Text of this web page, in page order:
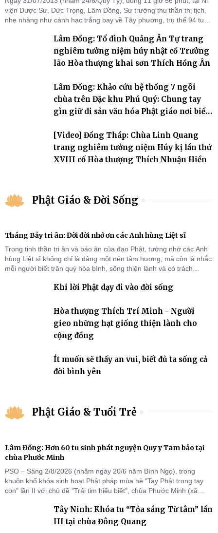
viện Dược Sư, Đức Trọng, Lâm Đồng, Sư trưởng thu thần thị tịch,
nhẹ nhàng như cánh hạc trắng bay về Tây phương, trụ thế 94 tuổi
Lâm Đồng: Tổ đình Quảng Ân Tự trang
nghiêm tưởng niệm húy nhật cố Trưởng
lão Hòa thượng khai sơn Thích Hồng Ân
Lâm Đồng: Khảo cứu hệ thống 7 ngôi
chùa trên Đặc khu Phú Quý: Chung tay
gìn giữ di sản văn hóa Phật giáo nơi biển
[Video] Đồng Tháp: Chùa Linh Quang
trang nghiêm tưởng niệm Húy kị lần thứ
XVIII cố Hòa thượng Thích Nhuận Hiền
Phật Giáo & Đời Sống
Tháng Bảy tri ân: Đời đời nhớ ơn các Anh hùng Liệt sĩ
Trong tinh thần tri ân và báo ân của đạo Phật, tưởng nhớ các Anh
hùng Liệt sĩ không chỉ là dâng một nén tâm hương, mà còn là nhắc
mỗi người biết trân quý hòa bình, sống thiện lành và có trách
Khi lời Phật dạy đi vào đời sống
Hòa thượng Thích Trí Minh - Người
gieo những hạt giống thiện lành cho
cộng đồng
Ít muốn sẽ thấy an vui, biết đủ ta sống cả
đời bình yên
Phật Giáo & Tuổi Trẻ
Lâm Đồng: Hơn 60 tu sinh phát nguyện Quy y Tam bảo tại
chùa Phước Minh
PSO – Sáng 2/8/2026 (nhằm ngày 20/6 năm Bính Ngọ), trong
khuôn khổ khóa sinh hoạt Phật pháp mùa hè "Tay Phật trong tay
con" lần II với chủ đề "Trái tim hiểu biết", chùa Phước Minh (xã
cho hơn 60 tu sinh.Tây Ninh: Khóa tu “Tỏa sáng Từ tâm” lần
III tại chùa Đông Quang